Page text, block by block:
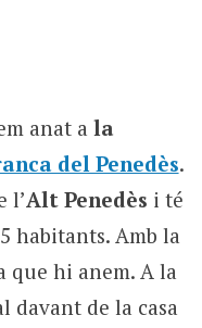
anat a la
del Penedès.
l’Alt Penedès i té
habitants. Amb la
que hi anem. A la
davant de la casa